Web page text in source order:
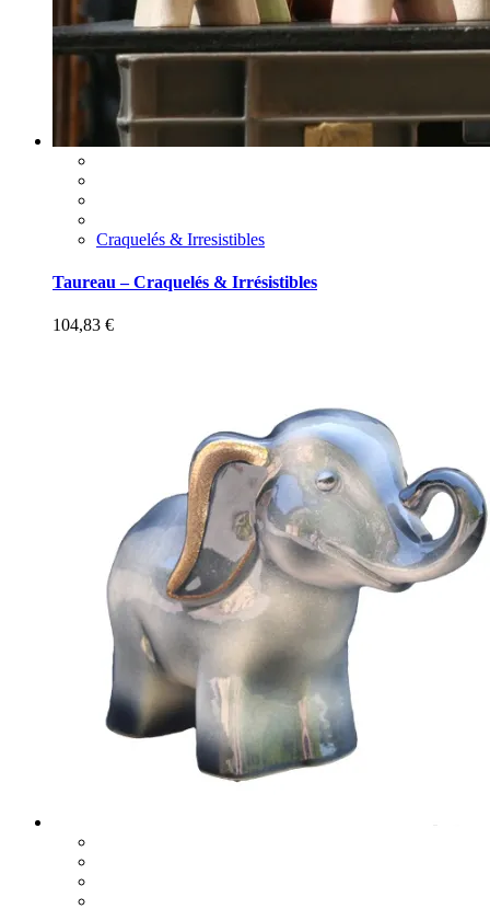
Craquelés & Irresistibles
Taureau – Craquelés & Irrésistibles
104,83 €